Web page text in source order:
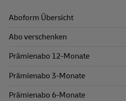
Aboform Übersicht
Abo verschenken
Prämienabo 12-Monate
Prämienabo 3-Monate
Prämienabo 6-Monate